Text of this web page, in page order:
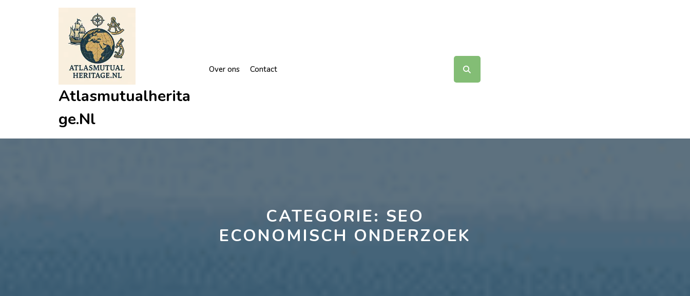
Atlasmutualherita
Ge.nl
Over ons Contact
CATEGORIE: SEO
ECONOMISCH ONDERZOEK